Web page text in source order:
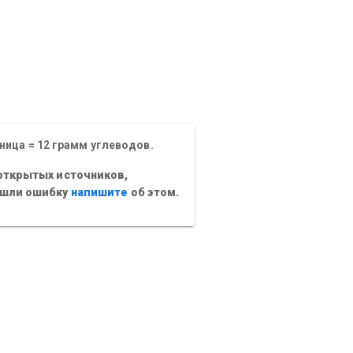
= 12 грамм углеводов.
источников,
ошибку напишите об этом.